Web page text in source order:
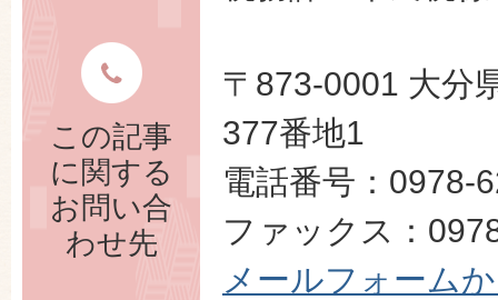
この記事
に関する
お問い合
わせ先
〒873-0001 大分
377番地1
電話番号：0978-
ファックス：
メールフォーム